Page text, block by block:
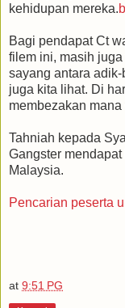
kehidupan mereka.
Bagi pendapat Ct
filem ini, masih
sayang antara
juga kita lihat. Di
membezakan
Tahniah kepada
Gangster
Malaysia.
Pencarian peserta
at 9:51 PG